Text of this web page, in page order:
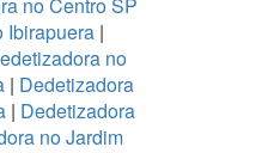
Ibirapuera|
no
| Dedetizadora
| Dedetizadora
no Jardim